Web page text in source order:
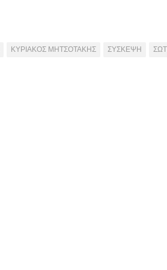
ΚΥΡΙΑΚΟΣ ΜΗΤΣΟΤΑΚΗΣ ΣΥΣΚΕΨΗ